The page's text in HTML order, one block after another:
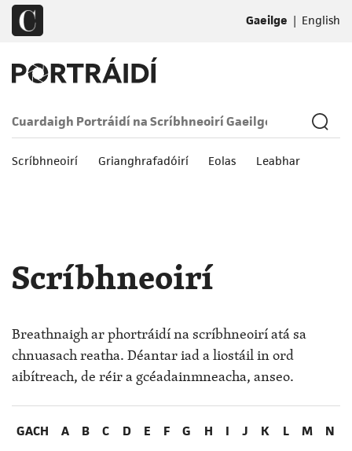
Gaeilge | English
Scríbhneoirí Grianghrafadóirí Eolas Leabhar
Scríbhneoirí
Breathnaigh ar phortráidí na scríbhneoirí atá sa
chnuasach reatha. Déantar iad a liostáil in ord
aibítreach, de réir a gcéadainmneacha, anseo.
GACH A B C D E F G H I J K L M
N